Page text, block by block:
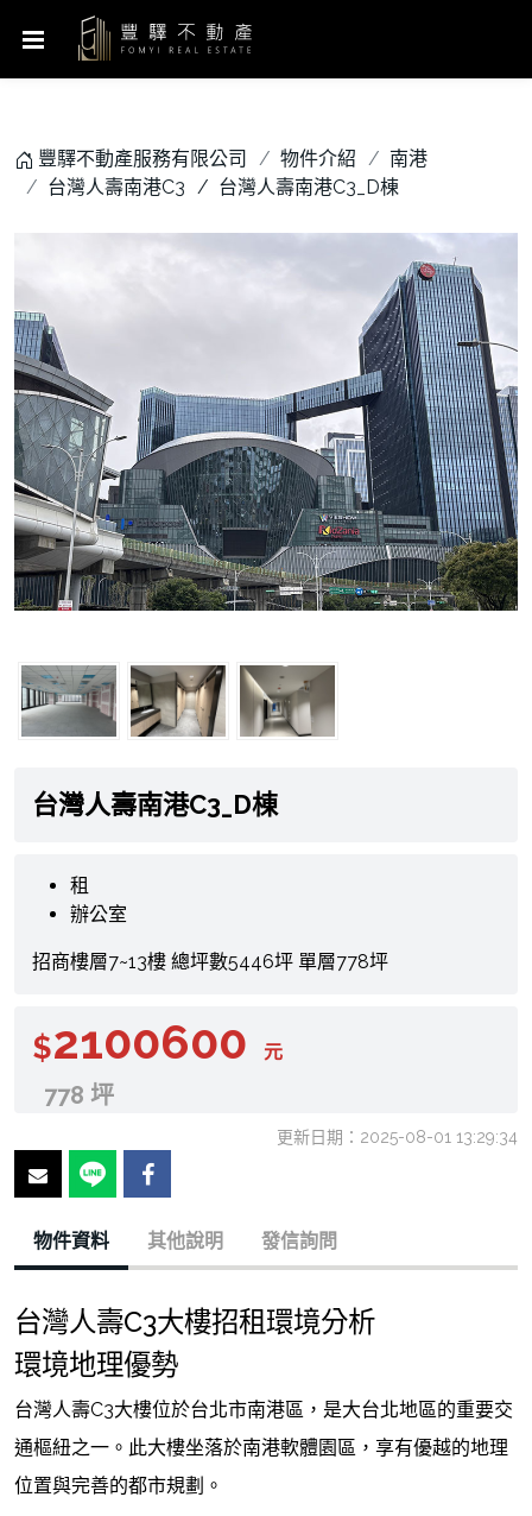
豐驛不動產服務有限公司 物件介紹
南港
台灣人壽南港C3
台灣人壽南港C3_D棟
台灣人壽南港C3_D棟
租
辦公室
招商樓層7~13樓 總坪數5446坪 單層778坪
$2100600 元
778 坪
更新日期：2025-08-01 13:29:34
物件資料 其他說明 發信詢問
台灣人壽C3大樓招租環境分析
環境地理優勢
台灣人壽C3大樓位於台北市南港區，是大台北地區的重要交
通樞紐之一。此大樓坐落於南港軟體園區，享有優越的地理
位置與完善的都市規劃。